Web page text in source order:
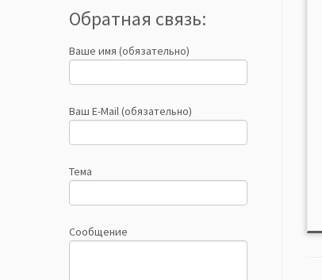
Обратная связь:
Ваше имя (обязательно)
Ваш E-Mail (обязательно)
Тема
Сообщение